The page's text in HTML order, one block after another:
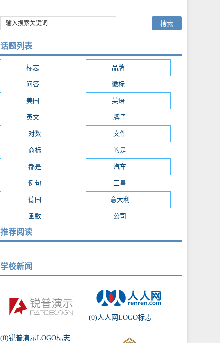
话题列表
标志 品牌(3748)
问答 徽标(1867)
美国 英语(1102)
英文 牌子
对数(765) 文件
商标(632) 的是
都是(583) 汽车
例句 三星
德国 意大利
函数(437) 公司
推荐阅读
学校新闻
(0)锐普演示LOGO标志
(0)人人网LOGO标志